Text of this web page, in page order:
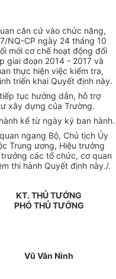
căn cứ vào chức năng,
NQ-CP ngày 24 tháng 10
mới cơ chế hoạt động đối
giai đoạn 2014 - 2017 và
thực hiện việc kiểm tra,
triển khai Quyết định này.
tục hướng dẫn, hỗ trợ
xây dựng của Trường.
kể từ ngày ký ban hành.
ngang Bộ, Chủ tịch Ủy
Trung ương, Hiệu trưởng
các tổ chức, cơ quan
thi hành Quyết định này./.
KT. THỦ TƯỚNG
PHÓ THỦ TƯỚNG
Vũ Văn Ninh